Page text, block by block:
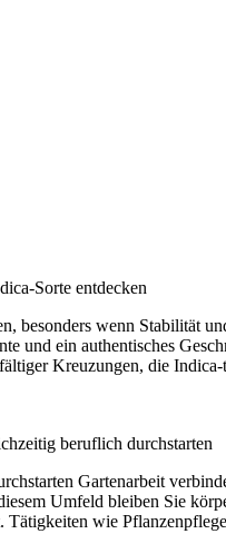
Sorte entdecken
besonders wenn Stabilität
und ein authentisches
Kreuzungen, die
beruflich durchstarten
Gartenarbeit
Umfeld bleiben Sie
wie